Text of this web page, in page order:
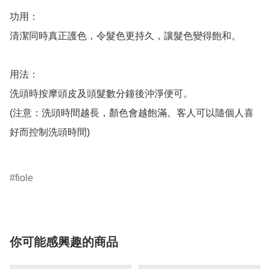
功用：
清潔同時真正護色，令髮色更持久，讓髮色變得飽和。
用法：
洗頭時按摩頭皮及頭髮數分鐘後沖淨便可。
(注意：洗頭時間越長，顏色會越飽滿。客人可以隨個人喜
好而控制洗頭時間)
fiole
你可能感興趣的商品